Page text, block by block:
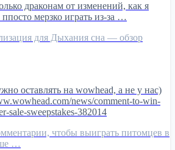
драконам от изменений, как я
мерзко играть из-за …
для Дыхания сна — обзор
оставлять на wowhead, а не у нас)
news/comment-to-win-
sale-sweepstakes-382014
чтобы выиграть питомцев в
…